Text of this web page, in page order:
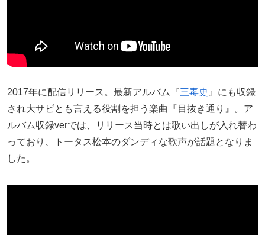
2017年に配信リリース。最新アルバム『三毒史 』にも収録
され大サビとも言える役割を担う楽曲『目抜き通り』。ア
ルバム収録verでは、リリース当時とは歌い出しが入れ替わ
っており、トータス松本のダンディな歌声が話題となりま
した。